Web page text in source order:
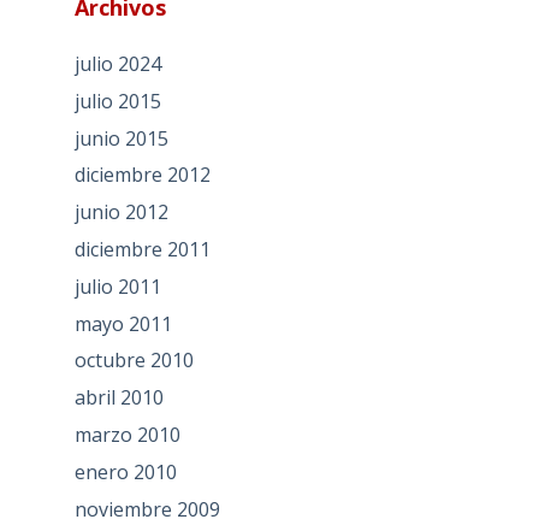
Archivos
julio 2024
julio 2015
junio 2015
diciembre 2012
junio 2012
diciembre 2011
julio 2011
mayo 2011
octubre 2010
abril 2010
marzo 2010
enero 2010
noviembre 2009